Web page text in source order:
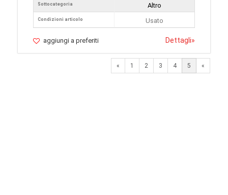
Sottocategoria
Condizioni articolo
Altro
Usato
aggiungi a preferiti Dettagli»
« Previous
1 2 3 4 5 «